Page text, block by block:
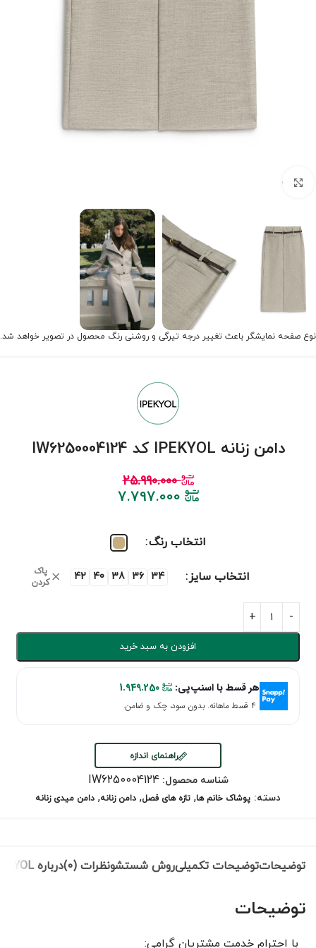
برای بزرگنمایی کلیک کنید
نوع صفحه نمایشگر باعث تغییر درجه تیرگی و روشنی رنگ محصول در تصویر خواهد شد.
دامن زنانه IPEKYOL کد IW6250004124
25.990.000
7.797.000
انتخاب رنگ
انتخاب سایز 34
36
38
40
42
پاک
کردن
افزودن به سبد خرید
هر قسط با اسنپ‌پی: 1.949.250
۴ قسط ماهانه. بدون سود، چک و ضامن.
راهنمای اندازه
شناسه محصول:IW6250004124
دسته: پوشاک خانم ها, تازه های فصل, دامن زنانه, دامن میدی زنانه
توضیحاتتوضیحات تکمیلیروش شستشونظرات (0) درباره IPEKYOL
توضیحات
با احترام خدمت مشتریان گرامی: